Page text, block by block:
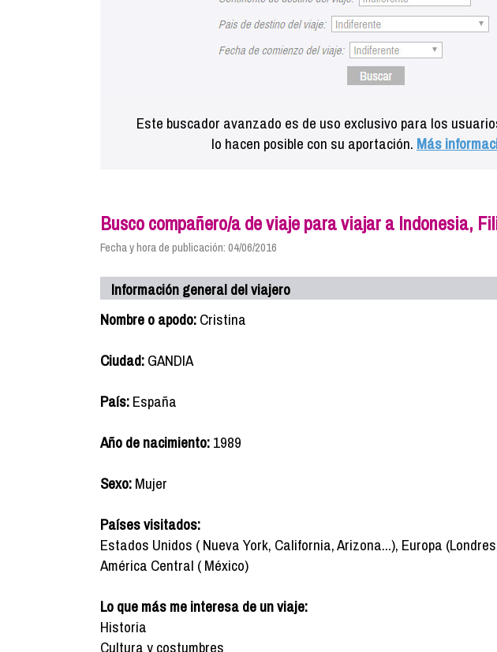
Este buscador avanzado es de uso exclusivo para los
lo hacen posible con su aportación. Más
Busco compañero/a de viaje para viajar a Indonesia,
Fecha y hora de publicación: 04/06/2016
Información general del viajero
Nombre o apodo:Cristina
Ciudad:GANDIA
País:España
Año de nacimiento:1989
Sexo:Mujer
Países visitados:
Estados Unidos ( Nueva York, California, Arizona...), Europa
América Central ( México)
Lo que más me interesa de un viaje:
Historia
Cultura y costumbres